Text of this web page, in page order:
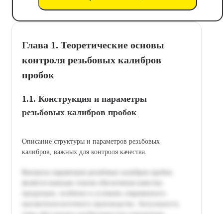
Глава 1. Теоретические основы
контроля резьбовых калибров
пробок
1.1. Конструкция и параметры
резьбовых калибров пробок
Описание структуры и параметров резьбовых
калибров, важных для контроля качества.